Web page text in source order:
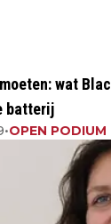
wat
batterij
•OPEN PODIUM